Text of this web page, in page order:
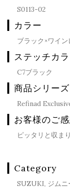
S0113-02
カラー
ブラック×ワイン
ステッチカ
C7ブラック
商品シリーズ
Refinad
お客様のご
ピッタリと収ま
Category
SUZUKI, ジムニ